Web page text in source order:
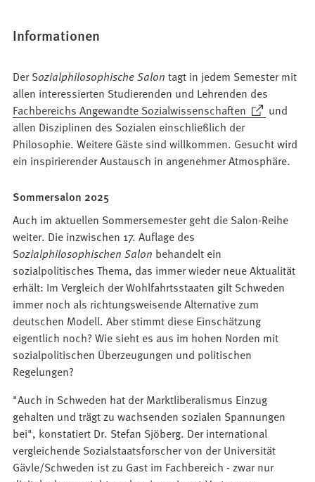
Informationen
Der Sozialphilosophische Salon tagt in jedem Semester mit
allen interessierten Studierenden und Lehrenden des
Fachbereichs Angewandte Sozialwissenschaften
(Öffnet
in
einem
neuen
und
allen Disziplinen des Sozialen einschließlich der
Philosophie. Weitere Gäste sind willkommen. Gesucht wird
ein inspirierender Austausch in angenehmer Atmosphäre.
Sommersalon 2025
Auch im aktuellen Sommersemester geht die Salon-Reihe
weiter. Die inzwischen 17. Auflage des
Sozialphilosophischen Salon behandelt ein
sozialpolitisches Thema, das immer wieder neue Aktualität
erhält: Im Vergleich der Wohlfahrtsstaaten gilt Schweden
immer noch als richtungsweisende Alternative zum
deutschen Modell. Aber stimmt diese Einschätzung
eigentlich noch? Wie sieht es aus im hohen Norden mit
sozialpolitischen Überzeugungen und politischen
Regelungen?
"Auch in Schweden hat der Marktliberalismus Einzug
gehalten und trägt zu wachsenden sozialen Spannungen
bei", konstatiert Dr. Stefan Sjöberg. Der international
vergleichende Sozialstaatsforscher von der Universität
Gävle/Schweden ist zu Gast im Fachbereich - zwar nur